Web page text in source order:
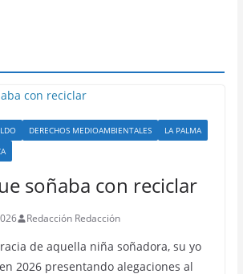
DERECHOS MEDIOAMBIENTALES
LA PALMA
soñaba con reciclar
Redacción Redacción
de aquella niña soñadora, su yo
2026 presentando alegaciones al